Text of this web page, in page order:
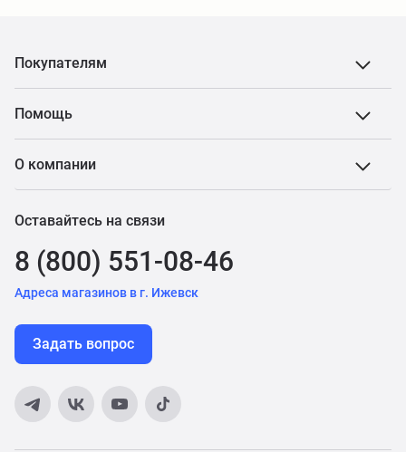
Покупателям
Помощь
О компании
Оставайтесь на связи
8 (800) 551-08-46
Адреса магазинов в г. Ижевск
Задать вопрос